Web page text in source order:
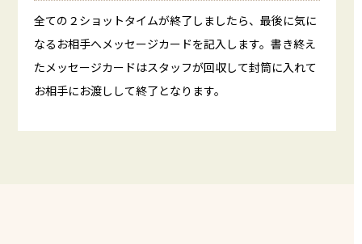
全ての２ショットタイムが終了しましたら、最後に気に
なるお相手へメッセージカードを記入します。書き終え
たメッセージカードはスタッフが回収して封筒に入れて
お相手にお渡しして終了となります。